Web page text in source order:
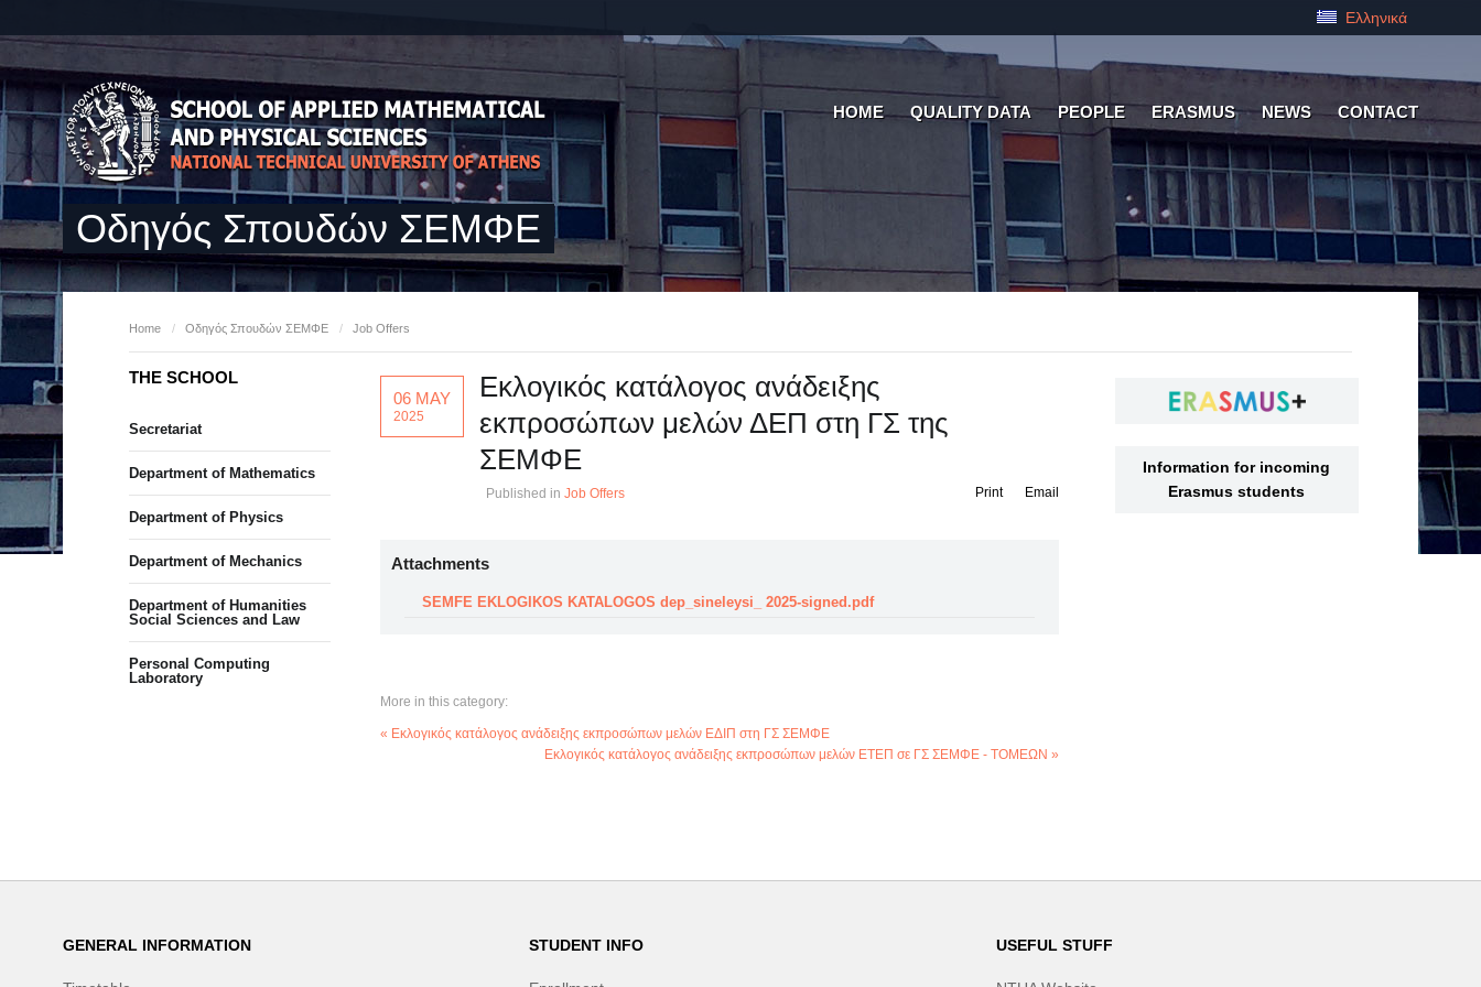
Ελληνικά
HOME QUALITY DATA PEOPLE ERASMUS NEWS CONTACT
Οδηγός Σπουδών ΣΕΜΦΕ
Home / Οδηγός Σπουδών ΣΕΜΦΕ / Job Offers
06 MAY
2025
Εκλογικός κατάλογος ανάδειξης
εκπροσώπων μελών ΔΕΠ στη ΓΣ της
ΣΕΜΦΕ
Published in Job Offers Email
Print
Attachments
SEMFE EKLOGIKOS KATALOGOS dep_sineleysi_ 2025-signed.pdf
More in this category:
« Εκλογικός κατάλογος ανάδειξης εκπροσώπων μελών ΕΔΙΠ στη ΓΣ ΣΕΜΦΕ
Εκλογικός κατάλογος ανάδειξης εκπροσώπων μελών ΕΤΕΠ σε ΓΣ ΣΕΜΦΕ - ΤΟΜΕΩΝ »
THE SCHOOL
Secretariat
Department of Mathematics
Department of Physics
Department of Mechanics
Department of Humanities
Social Sciences and Law
Personal Computing
Laboratory
Information for incoming
Erasmus students
GENERAL INFORMATION STUDENT INFO USEFUL STUFF